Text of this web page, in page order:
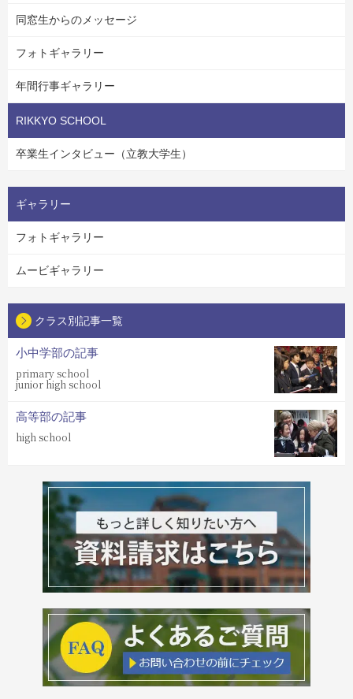
同窓生からのメッセージ
フォトギャラリー
年間行事ギャラリー
RIKKYO SCHOOL
卒業生インタビュー（立教大学生）
ギャラリー
フォトギャラリー
ムービギャラリー
クラス別記事一覧
小中学部の記事
primary school
junior high school
高等部の記事
high school